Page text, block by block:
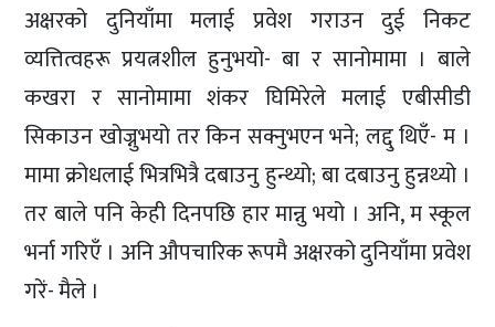
अक्षरको दुनियाँमा मलाई प्रवेश गराउन दुई निकट
व्यत्तित्वहरू प्रयत्नशील हुनुभयो- बा र सानोमामा । बाले
कखरा र सानोमामा शंकर घिमिरेले मलाई एबीसीडी
सिकाउन खोज्नुभयो तर किन सक्नुभएन भने; लद्दु थिएँ- म ।
मामा क्रोधलाई भित्रभित्रै दबाउनु हुन्थ्यो; बा दबाउनु हुन्नथ्यो ।
तर बाले पनि केही दिनपछि हार मान्नु भयो । अनि, म स्कूल
भर्ना गरिएँ । अनि औपचारिक रूपमै अक्षरको दुनियाँमा प्रवेश
गरें- मैले ।